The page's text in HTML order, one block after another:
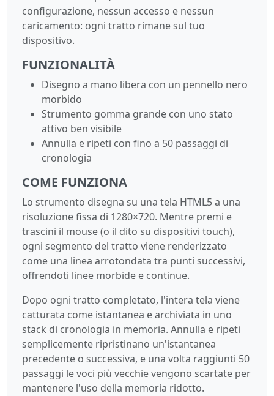
configurazione, nessun accesso e nessun
caricamento: ogni tratto rimane sul tuo
dispositivo.
FUNZIONALITÀ
Disegno a mano libera con un pennello nero
morbido
Strumento gomma grande con uno stato
attivo ben visibile
Annulla e ripeti con fino a 50 passaggi di
cronologia
COME FUNZIONA
Lo strumento disegna su una tela HTML5 a una
risoluzione fissa di 1280×720. Mentre premi e
trascini il mouse (o il dito su dispositivi touch),
ogni segmento del tratto viene renderizzato
come una linea arrotondata tra punti successivi,
offrendoti linee morbide e continue.
Dopo ogni tratto completato, l'intera tela viene
catturata come istantanea e archiviata in uno
stack di cronologia in memoria. Annulla e ripeti
semplicemente ripristinano un'istantanea
precedente o successiva, e una volta raggiunti 50
passaggi le voci più vecchie vengono scartate per
mantenere l'uso della memoria ridotto.